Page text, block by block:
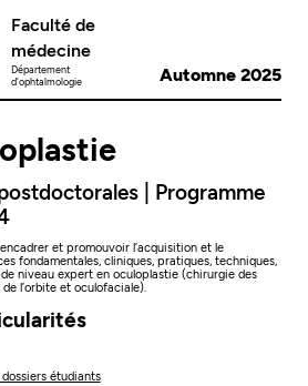
Faculté de
médecine
Département
d'ophtalmologie
Automne 2025
| Programme
et promouvoir l’acquisition et le
fondamentales, cliniques, pratiques, techniques,
niveau expert en oculoplastie (chirurgie des
l’orbite et oculofaciale).
étudiants